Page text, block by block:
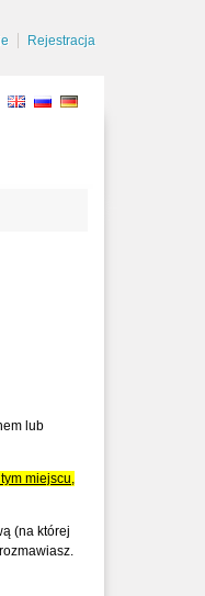
Rejestracja
lub
miejscu,
(na której